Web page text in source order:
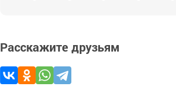
Расскажите друзьям